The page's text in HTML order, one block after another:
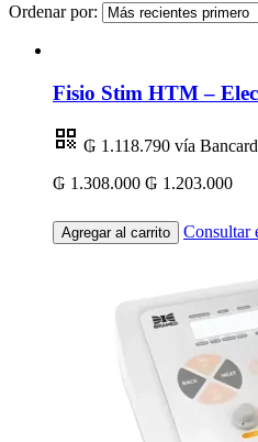
Ordenar por:
Fisio Stim HTM –
₲ 1.118.790 vía Bancard
₲ 1.308.000 ₲ 1.203.000
Agregar al carrito Consultar